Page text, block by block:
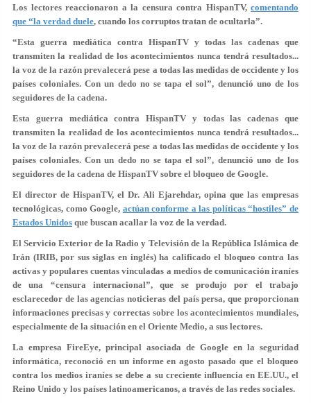
Los lectores reaccionaron a la censura contra HispanTV, comentando
que “la verdad duele, cuando los corruptos tratan de ocultarla”.
“Esta guerra mediática contra HispanTV y todas las cadenas que
transmiten la realidad de los acontecimientos nunca tendrá resultados...
la voz de la razón prevalecerá pese a todas las medidas de occidente y los
países coloniales. Con un dedo no se tapa el sol”, denunció uno de los
seguidores de la cadena.
Esta guerra mediática contra HispanTV y todas las cadenas que
transmiten la realidad de los acontecimientos nunca tendrá resultados...
la voz de la razón prevalecerá pese a todas las medidas de occidente y los
países coloniales. Con un dedo no se tapa el sol”, denunció uno de los
seguidores de la cadena de HispanTV sobre el bloqueo de Google.
El director de HispanTV, el Dr. Ali Ejarehdar, opina que las empresas
tecnológicas, como Google, actúan conforme a las políticas “hostiles” de
Estados Unidos que buscan acallar la voz de la verdad.
El Servicio Exterior de la Radio y Televisión de la República Islámica de
Irán (IRIB, por sus siglas en inglés) ha calificado el bloqueo contra las
activas y populares cuentas vinculadas a medios de comunicación iraníes
de una “censura internacional”, que se produjo por el trabajo
esclarecedor de las agencias noticieras del país persa, que proporcionan
informaciones precisas y correctas sobre los acontecimientos mundiales,
especialmente de la situación en el Oriente Medio, a sus lectores.
La empresa FireEye, principal asociada de Google en la seguridad
informática, reconoció en un informe en agosto pasado que el bloqueo
contra los medios iraníes se debe a su creciente influencia en EE.UU., el
Reino Unido y los países latinoamericanos, a través de las redes sociales.